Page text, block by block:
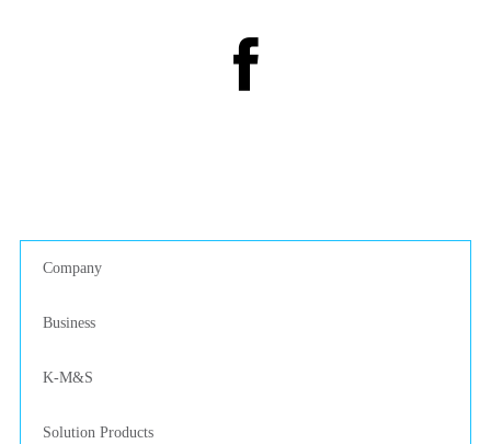
Company
Business
K-M&S
Solution Products